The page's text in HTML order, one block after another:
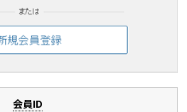
会員ID